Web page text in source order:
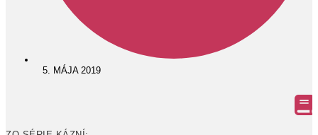
5. MÁJA 2019